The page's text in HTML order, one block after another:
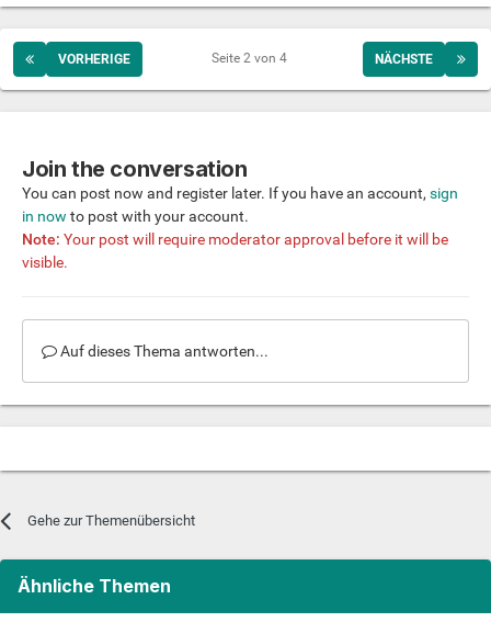
VORHERIGE NÄCHSTE
Seite 2 von 4
Join the conversation
You can post now and register later. If you have an account, sign
in now to post with your account.
Note: Your post will require moderator approval before it will be
visible.
Auf dieses Thema antworten...
Gehe zur Themenübersicht
Ähnliche Themen